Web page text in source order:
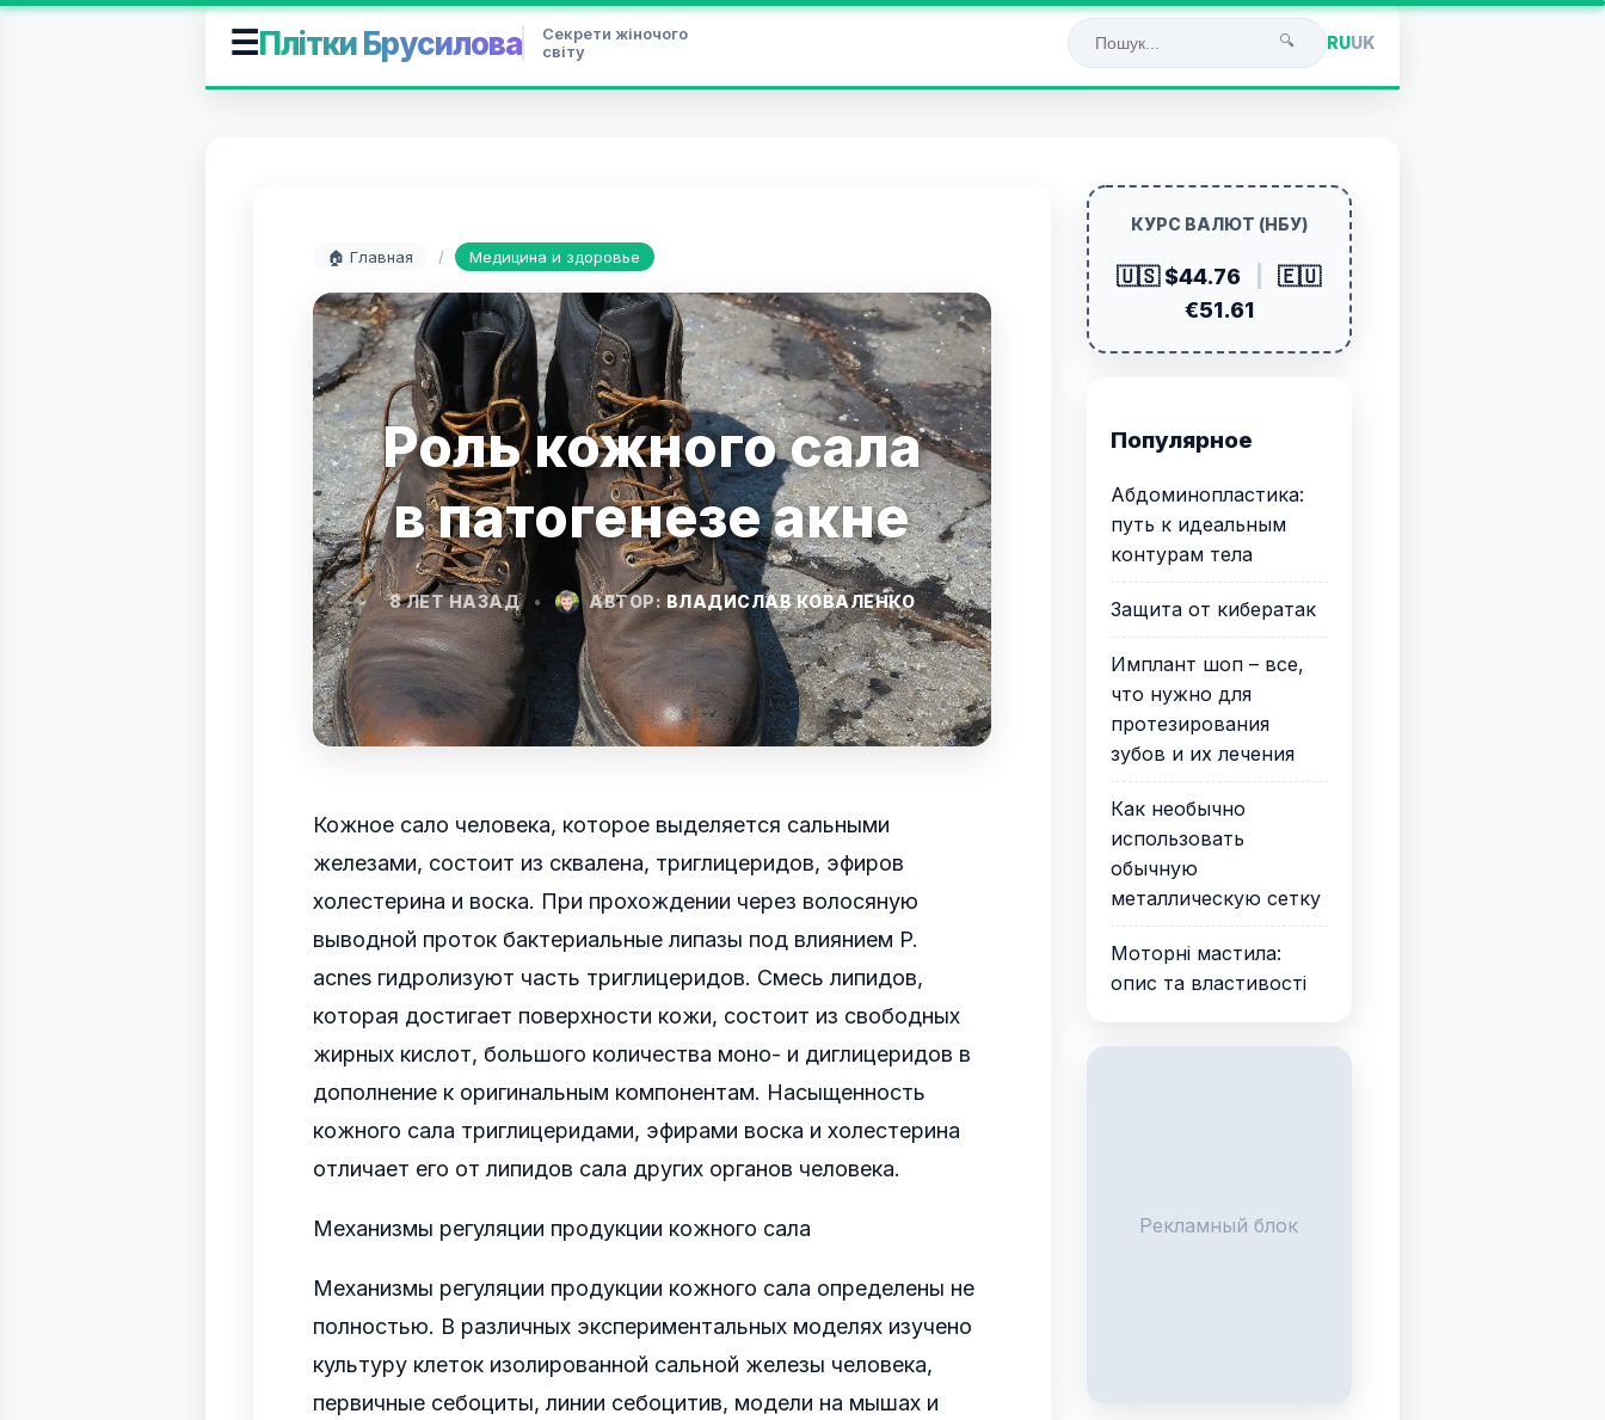
☰Плітки Брусилова
Секрети жіночого
світу
🔍 RUUK
🏠 Главная / Медицина и здоровье
Роль кожного сала
в патогенезе акне
8 ЛЕТ НАЗАД • АВТОР:ВЛАДИСЛАВ КОВАЛЕНКО
Кожное сало человека, которое выделяется сальными
железами, состоит из сквалена, триглицеридов, эфиров
холестерина и воска. При прохождении через волосяную
выводной проток бактериальные липазы под влиянием P.
acnes гидролизуют часть триглицеридов. Смесь липидов,
которая достигает поверхности кожи, состоит из свободных
жирных кислот, большого количества моно- и диглицеридов в
дополнение к оригинальным компонентам. Насыщенность
кожного сала триглицеридами, эфирами воска и холестерина
отличает его от липидов сала других органов человека.
Механизмы регуляции продукции кожного сала
Механизмы регуляции продукции кожного сала определены не
полностью. В различных экспериментальных моделях изучено
культуру клеток изолированной сальной железы человека,
первичные себоциты, линии себоцитив, модели на мышах и
КУРС ВАЛЮТ (НБУ)
🇺🇸 $44.76
🇪🇺
€51.61
Популярное
Абдоминопластика:
путь к идеальным
контурам тела
Защита от кибератак
Имплант шоп – все,
что нужно для
протезирования
зубов и их лечения
Как необычно
использовать
обычную
металлическую сетку
Моторні мастила:
опис та властивості
Рекламный блок